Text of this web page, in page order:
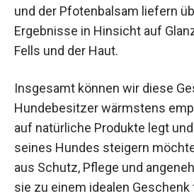
und der Pfotenbalsam liefern
Ergebnisse in Hinsicht auf
Fells und der Haut.
Insgesamt können wir diese
Hundebesitzer wärmstens
auf natürliche Produkte legt
seines Hundes steigern
aus Schutz, Pflege und
sie zu einem idealen